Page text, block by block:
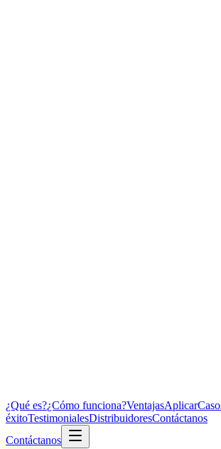
¿Qué es?¿Cómo funciona?VentajasAplicar
éxitoTestimonialesDistribuidoresContáctanos
Contáctanos